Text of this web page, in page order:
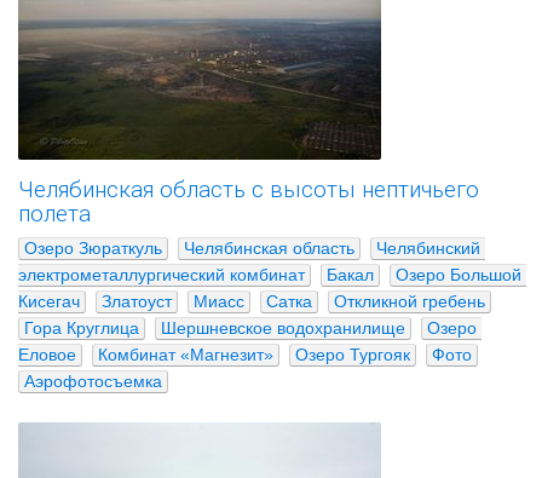
Челябинская область с высоты нептичьего
полета
Озеро Зюраткуль Челябинская область
Челябинский
электрометаллургический комбинат
Бакал
Озеро Большой
Кисегач
Златоуст Миасс Сатка
Откликной гребень
Гора Круглица
Шершневское водохранилище
Озеро
Еловое
Комбинат «Магнезит» Озеро Тургояк
Фото
Аэрофотосъемка